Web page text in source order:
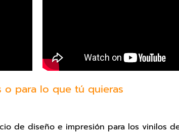
o para lo que tú quieras
de diseño e impresión para los vinilos